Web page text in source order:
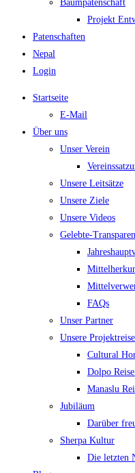
Baumpatenschaft
Projekt
Patenschaften
Nepal
Login
Startseite
E-Mail
Über uns
Unser Verein
Unsere Leitsätze
Unsere Ziele
Unsere Videos
Gelebte-
FAQs
Unser Partner
Unsere
Cultural
Dolpo
Manaslu
Jubiläum
Darüber
Sherpa Kultur
Die letzten